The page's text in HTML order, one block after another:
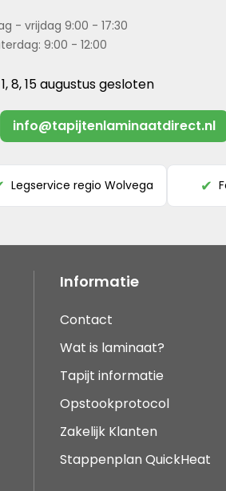
- vrijdag 9:00 - 17:30
9:00 - 12:00
8, 15 augustus gesloten
info@tapijtenlaminaatdirect.nl
Legservice regio Wolvega ✔
Informatie
Contact
Wat is laminaat?
Tapijt informatie
Opstookprotocol
Zakelijk Klanten
Stappenplan QuickHeat